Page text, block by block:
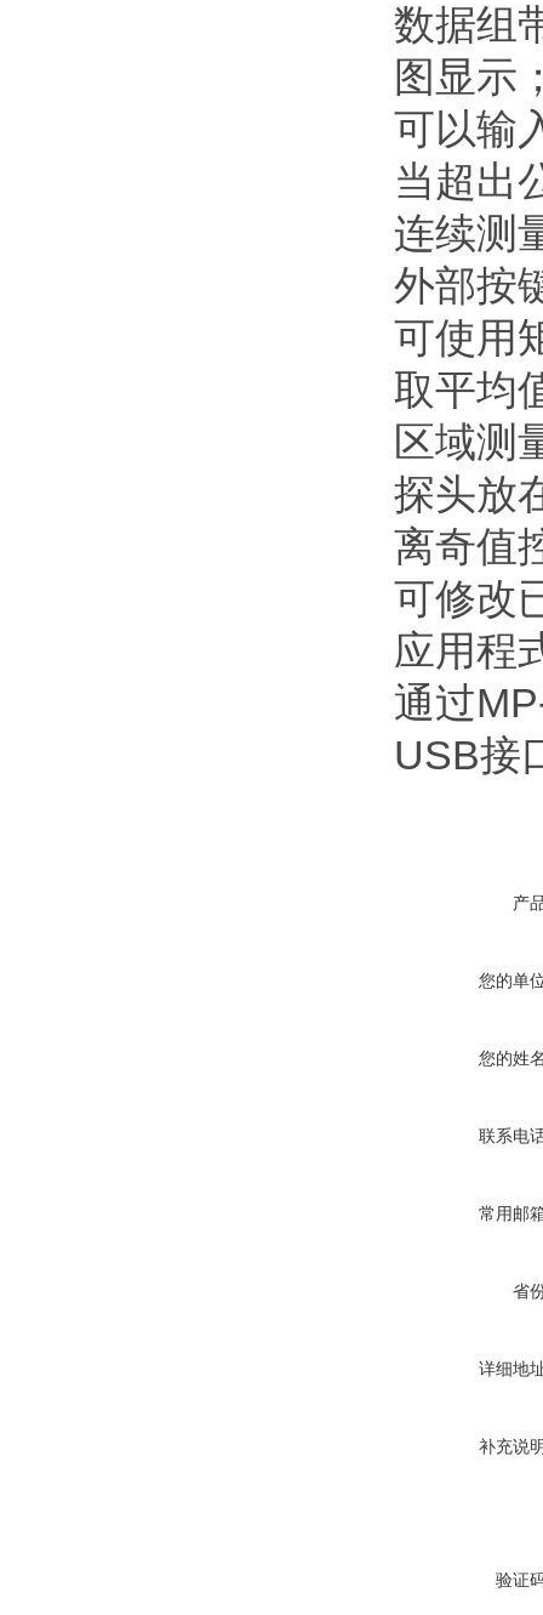
数据组
图显示
可以输
当超出
连续测
外部按
可使用
取平均
区域测
探头放
离奇值
可修改
应用程
通过
USB接
产
您的单
您的姓
联系电
常用邮
省
详细地
补充说
验证